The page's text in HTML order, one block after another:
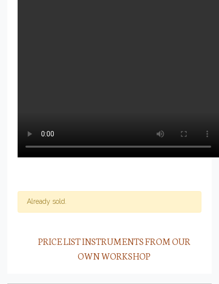
Already sold.
PRICE LIST INSTRUMENTS FROM OUR
OWN WORKSHOP